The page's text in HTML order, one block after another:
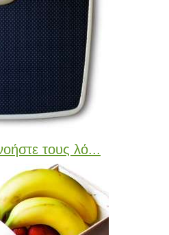
τους λό...